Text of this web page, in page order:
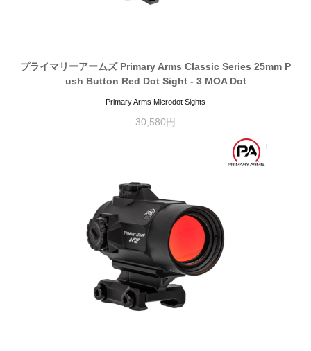
プライマリーアームズ Primary Arms Classic Series 25mm P
ush Button Red Dot Sight - 3 MOA Dot
Primary Arms Microdot Sights
30,580円